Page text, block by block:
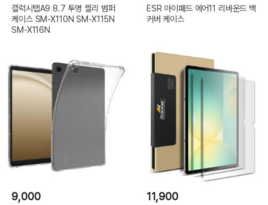
갤럭시탭A9 8.7 투명 젤리 범퍼
케이스 SM-X110N SM-X115N
SM-X116N
ESR 아이패드 에어11 리바운드 백
커버 케이스
9,000 11,900